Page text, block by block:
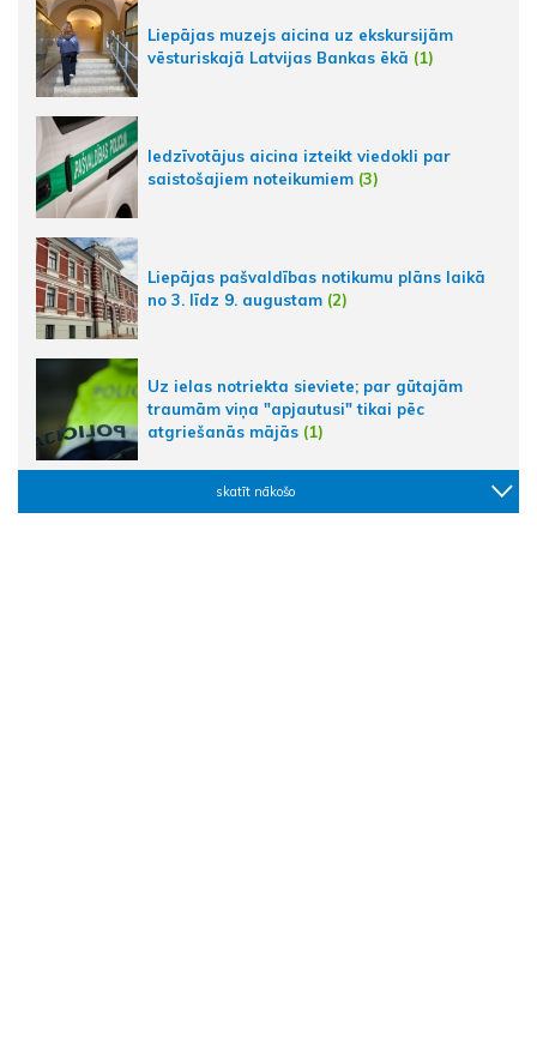
Liepājas muzejs aicina uz ekskursijām
vēsturiskajā Latvijas Bankas ēkā (1)
Iedzīvotājus aicina izteikt viedokli par
saistošajiem noteikumiem (3)
Liepājas pašvaldības notikumu plāns laikā
no 3. līdz 9. augustam (2)
Uz ielas notriekta sieviete; par gūtajām
traumām viņa "apjautusi" tikai pēc
atgriešanās mājās (1)
skatīt nākošo